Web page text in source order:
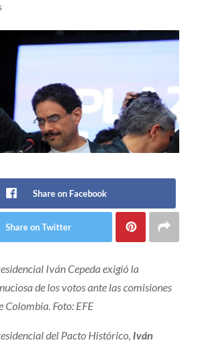
Share on Facebook
Share on Twitter
Iván Cepeda exigió la
de los votos ante las comisiones
Colombia. Foto: EFE
del Pacto Histórico, Iván